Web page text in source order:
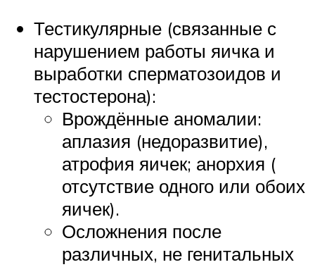
Тестикулярные (связанные с
нарушением работы яичка и
выработки сперматозоидов и
тестостерона):
Врождённые аномалии:
аплазия (недоразвитие),
атрофия яичек; анорхия (
отсутствие одного или обоих
яичек).
Осложнения после
различных, не генитальных